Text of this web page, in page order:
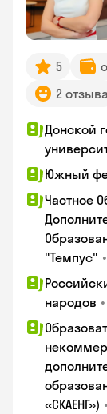
5
2 отзыва
Донской
Южный
Частное
"Темпус" •
народов •
«СКАЕНГ») •